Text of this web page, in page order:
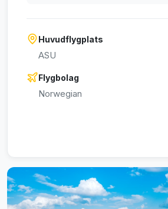
Huvudflygplats
ASU
Flygbolag
Norwegian